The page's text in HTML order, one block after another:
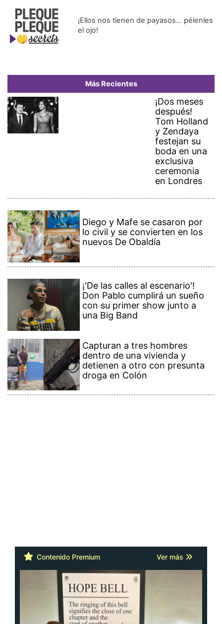
¡Ellos nos tienen de payasos… pélenles
el ojo!
Más Recientes
¡Dos meses
después!
Tom Holland
y Zendaya
festejan su
boda en una
exclusiva
ceremonia
en Londres
Diego y Mafe se casaron por
lo civil y se convierten en los
nuevos De Obaldía
¡'De las calles al escenario'!
Don Pablo cumplirá un sueño
con su primer show junto a
una Big Band
Capturan a tres hombres
dentro de una vivienda y
detienen a otro con presunta
droga en Colón
Contenido Premium Ver más